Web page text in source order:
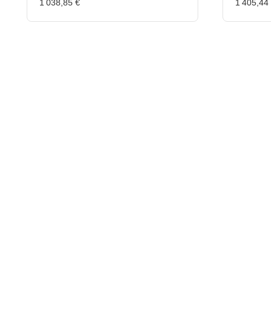
1 038,85 € 1 405,44